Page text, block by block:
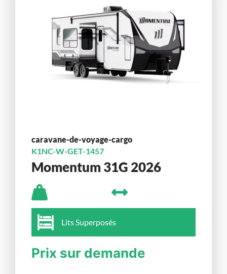
caravane-de-voyage-cargo
K1NC-W-GET-1457
Momentum 31G 2026
Lits Superposés
Prix sur demande